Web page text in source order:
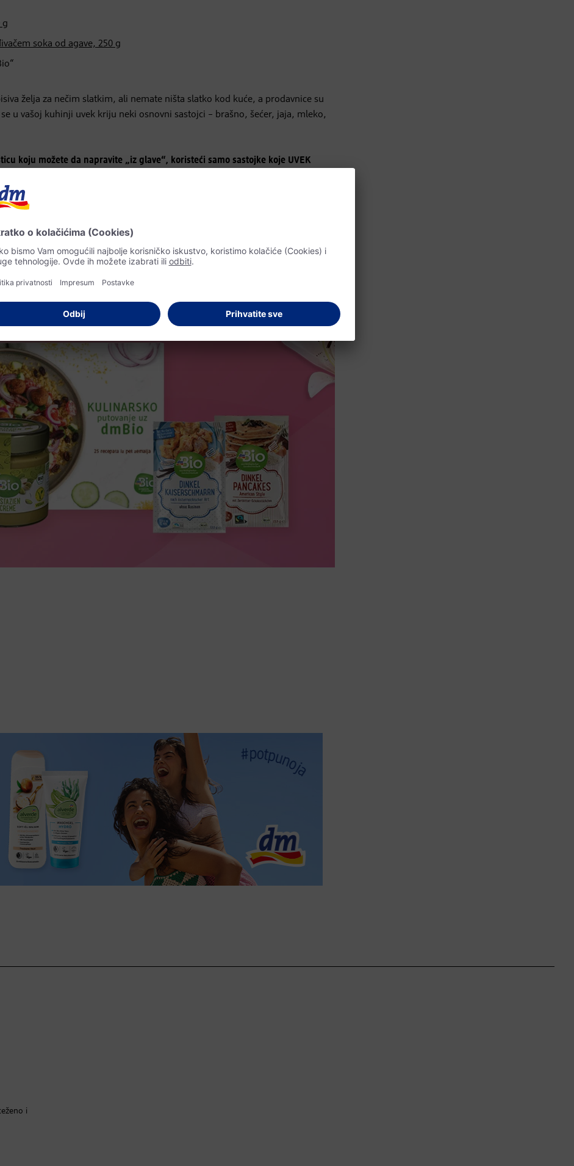
g
soka od agave, 250 g
želja za nečim slatkim, ali nemate ništa slatko kod kuće, a prodavnice su
u vašoj kuhinji uvek kriju neki osnovni sastojci – brašno, šećer, jaja, mleko,
koju možete da napravite „iz glave“, koristeći samo sastojke koje UVEK
i